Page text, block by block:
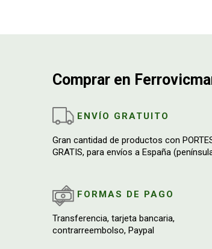
Comprar en
ENVÍO GRATUITO
Gran cantidad de productos con
GRATIS, para envíos a España
FORMAS DE PAGO
Transferencia, tarjeta bancaria,
contrarreembolso, Paypal